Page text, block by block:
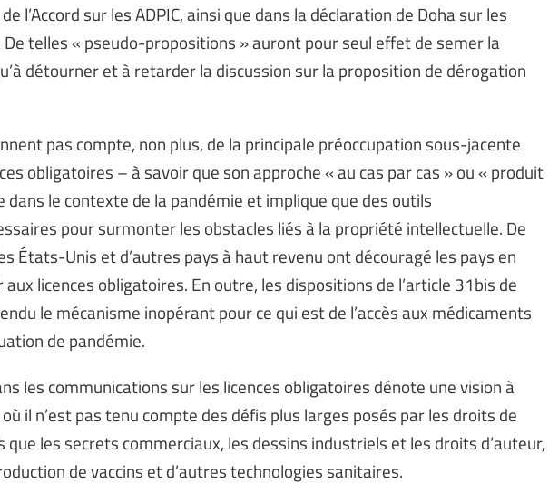
l’Accord sur les ADPIC, ainsi que dans la déclaration de Doha sur les
De telles « pseudo-propositions » auront pour seul effet de semer la
détourner et à retarder la discussion sur la proposition de dérogation
pas compte, non plus, de la principale préoccupation sous-jacente
obligatoires – à savoir que son approche « au cas par cas » ou « produit
le contexte de la pandémie et implique que des outils
pour surmonter les obstacles liés à la propriété intellectuelle. De
États-Unis et d’autres pays à haut revenu ont découragé les pays en
licences obligatoires. En outre, les dispositions de l’article 31bis de
le mécanisme inopérant pour ce qui est de l’accès aux médicaments
de pandémie.
les communications sur les licences obligatoires dénote une vision à
il n’est pas tenu compte des défis plus larges posés par les droits de
les secrets commerciaux, les dessins industriels et les droits d’auteur,
de vaccins et d’autres technologies sanitaires.